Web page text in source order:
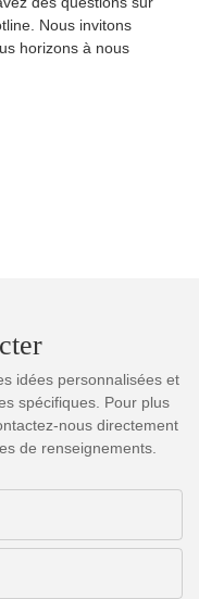
Nous invitons
horizons à nous
idées personnalisées et
spécifiques. Pour plus
nous directement
de renseignements.